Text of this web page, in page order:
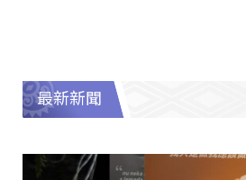
最新新聞